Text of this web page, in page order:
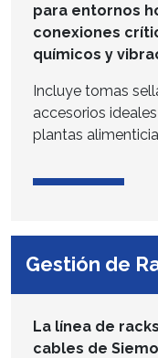
para entornos
conexiones
químicos y
Incluye tomas
accesorios
plantas
Gestión de
La línea de
cables de